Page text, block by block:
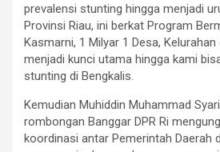
prevalensi stunting hingga menjadi
Provinsi Riau, ini berkat Program
Kasmarni, 1 Milyar 1 Desa,
menjadi kunci utama hingga kami
stunting di Bengkalis.
Kemudian Muhiddin Muhammad
rombongan Banggar DPR Ri
koordinasi antar Pemerintah Daerah